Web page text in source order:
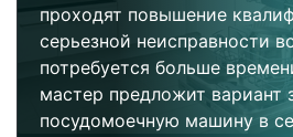
проходят повышение
серьезной неисправности
потребуется больше
мастер предложит вариант
посудомоечную машину в